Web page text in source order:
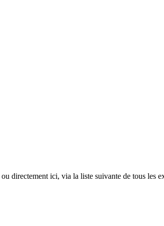
ou directement ici, via la liste suivante de tous les